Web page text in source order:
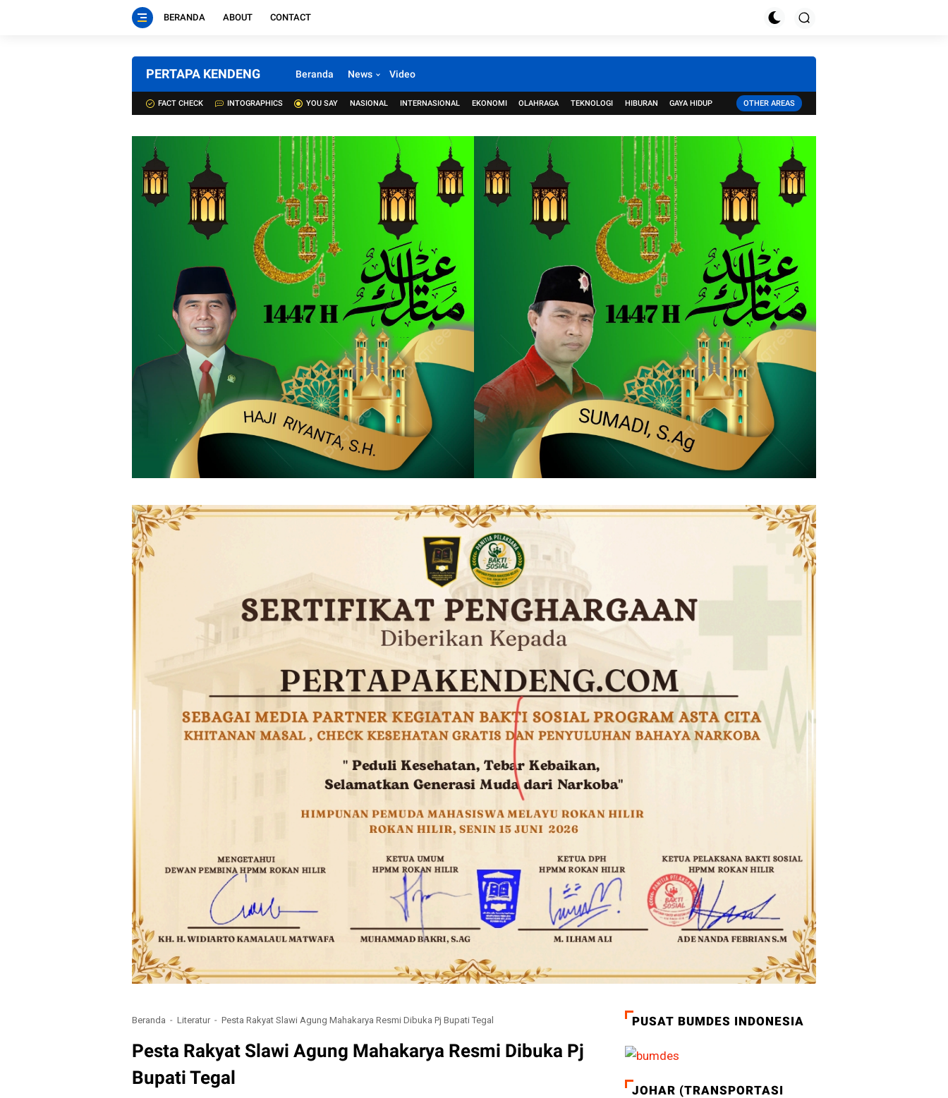
BERANDA ABOUT CONTACT
PERTAPA KENDENG Beranda News Video
FACT CHECK INTOGRAPHICS YOU SAY NASIONAL INTERNASIONAL EKONOMI OLAHRAGA TEKNOLOGI HIBURAN GAYA HIDUP OTHER AREAS
Beranda Literatur Pesta Rakyat Slawi Agung Mahakarya Resmi Dibuka Pj Bupati Tegal
Pesta Rakyat Slawi Agung Mahakarya Resmi Dibuka Pj
Bupati Tegal
PUSAT BUMDES INDONESIA
JOHAR (TRANSPORTASI